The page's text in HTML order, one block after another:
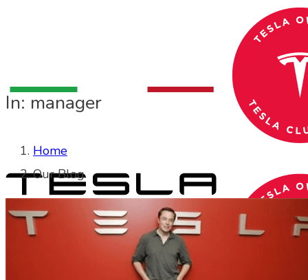
In: manager
Home
Our Blog